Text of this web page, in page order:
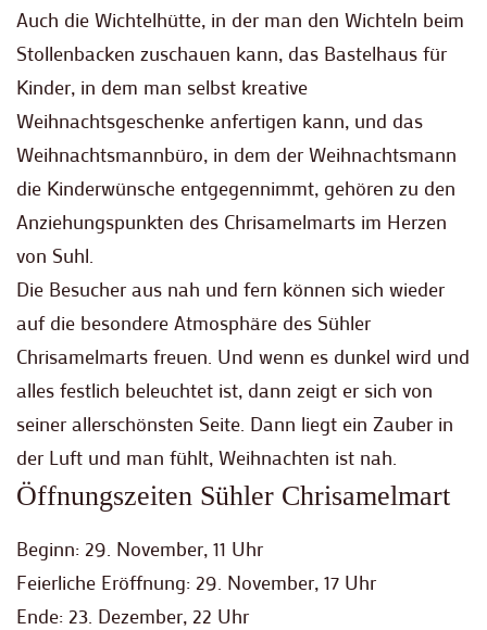
Auch die Wichtelhütte, in der man den Wichteln beim
Stollenbacken zuschauen kann, das Bastelhaus für
Kinder, in dem man selbst kreative
Weihnachtsgeschenke anfertigen kann, und das
Weihnachtsmannbüro, in dem der Weihnachtsmann
die Kinderwünsche entgegennimmt, gehören zu den
Anziehungspunkten des Chrisamelmarts im Herzen
von Suhl.
Die Besucher aus nah und fern können sich wieder
auf die besondere Atmosphäre des Sühler
Chrisamelmarts freuen. Und wenn es dunkel wird und
alles festlich beleuchtet ist, dann zeigt er sich von
seiner allerschönsten Seite. Dann liegt ein Zauber in
der Luft und man fühlt, Weihnachten ist nah.
Öffnungszeiten Sühler Chrisamelmart
Beginn: 29. November, 11 Uhr
Feierliche Eröffnung: 29. November, 17 Uhr
Ende: 23. Dezember, 22 Uhr